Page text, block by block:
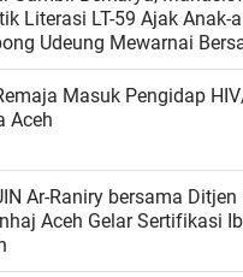
Literasi LT-59 Ajak Anak-
Udeung Mewarnai
Masuk Pengidap
Aceh
Ar-Raniry bersama Ditjen
Aceh Gelar Sertifikasi